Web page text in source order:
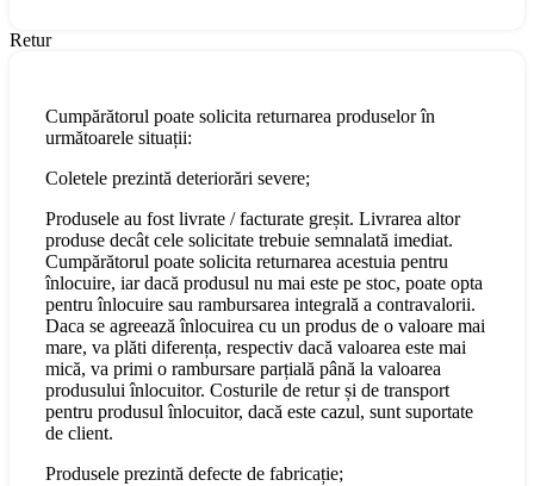
Retur
Cumpărătorul poate solicita returnarea produselor în
următoarele situații:
Coletele prezintă deteriorări severe;
Produsele au fost livrate / facturate greșit. Livrarea altor
produse decât cele solicitate trebuie semnalată imediat.
Cumpărătorul poate solicita returnarea acestuia pentru
înlocuire, iar dacă produsul nu mai este pe stoc, poate opta
pentru înlocuire sau rambursarea integrală a contravalorii.
Daca se agreează înlocuirea cu un produs de o valoare mai
mare, va plăti diferența, respectiv dacă valoarea este mai
mică, va primi o rambursare parțială până la valoarea
produsului înlocuitor. Costurile de retur și de transport
pentru produsul înlocuitor, dacă este cazul, sunt suportate
de client.
Produsele prezintă defecte de fabricație;